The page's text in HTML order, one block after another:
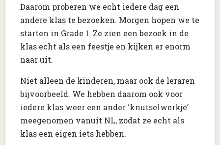
Daarom proberen we echt iedere dag een
andere klas te bezoeken. Morgen hopen we te
starten in Grade 1. Ze zien een bezoek in de
klas echt als een feestje en kijken er enorm
naar uit.
Niet alleen de kinderen, maar ook de leraren
bijvoorbeeld. We hebben daarom ook voor
iedere klas weer een ander ‘knutselwerkje’
meegenomen vanuit NL, zodat ze echt als
klas een eigen iets hebben.